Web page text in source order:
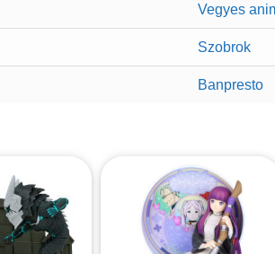
Vegyes
Szobrok
Banpresto